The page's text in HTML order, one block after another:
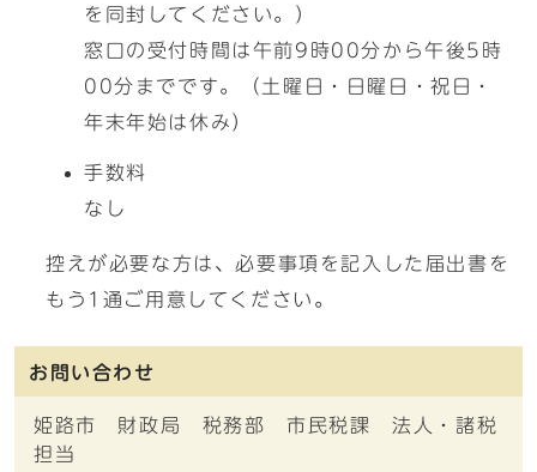
を同封してください。）
窓口の受付時間は午前9時00分から午後5時
00分までです。（土曜日・日曜日・祝日・
年末年始は休み）
手数料
なし
控えが必要な方は、必要事項を記入した届出書を
もう1通ご用意してください。
お問い合わせ
姫路市 財政局 税務部 市民税課 法人・諸税
担当